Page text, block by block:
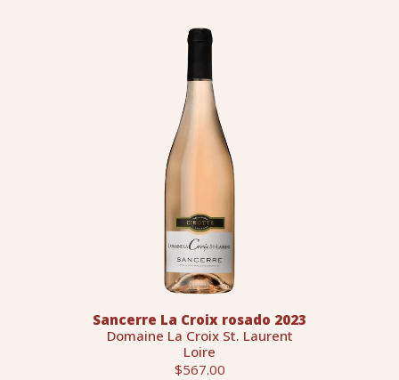
Sancerre La Croix rosado 2023
Domaine La Croix St. Laurent
Loire
$567.00